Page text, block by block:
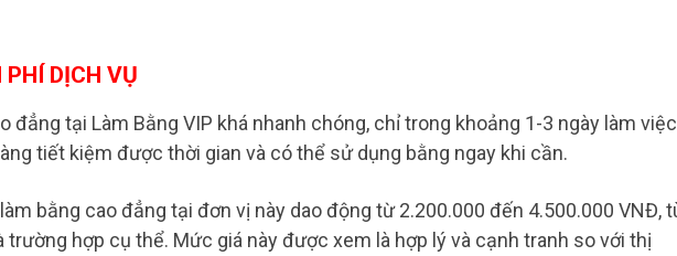
DỊCH VỤ
đẳng tại Làm Bằng VIP khá nhanh chóng, chỉ trong khoảng 1-3 ngày làm
tiết kiệm được thời gian và có thể sử dụng bằng ngay khi cần.
bằng cao đẳng tại đơn vị này dao động từ 2.200.000 đến 4.500.000 VNĐ,
trường hợp cụ thể. Mức giá này được xem là hợp lý và cạnh tranh so với thị